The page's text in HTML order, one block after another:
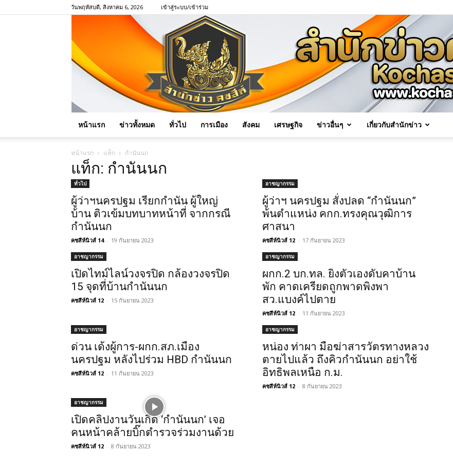
วันพฤหัสบดี, สิงหาคม 6, 2026 เข้าสู่ระบบ/เข้าร่วม
News
หน้าแรก ข่าวทั้งหมด ทั่วไป การเมือง สังคม เศรษฐกิจ ข่าวอื่นๆ เกี่ยวกับสำนักข่าว
หน้าแรก แท็ก กำนันนก
แท็ก: กำนันนก
ทั่วไป
ผู้ว่าฯนครปฐม เรียกกำนัน ผู้ใหญ่
บ้าน ติวเข้มบทบาทหน้าที่ จากกรณี
กำนันนก
คชสีห์นิวส์ 14 - 19 กันยายน 2023
อาชญากรรม
ผู้ว่าฯ นครปฐม สั่งปลด “กำนันนก”
พ้นตำแหน่ง คกก.ทรงคุณวุฒิการ
ศาสนา
คชสีห์นิวส์ 12 - 17 กันยายน 2023
อาชญากรรม
เปิดไทม์ไลน์วงจรปิด กล้องวงจรปิด
15 จุดที่บ้านกำนันนก
คชสีห์นิวส์ 12 - 15 กันยายน 2023
อาชญากรรม
ผกก.2 บก.ทล. ยิงตัวเองดับคาบ้าน
พัก คาดเครียดถูกพาดพิงพา
สว.แบงค์ไปตาย
คชสีห์นิวส์ 12 - 11 กันยายน 2023
อาชญากรรม
ด่วน เด้งผู้การ-ผกก.สภ.เมือง
นครปฐม หลังไปร่วม HBD กำนันนก
คชสีห์นิวส์ 12 - 11 กันยายน 2023
อาชญากรรม
หน่อง ท่าผา มือฆ่าสารวัตรทางหลวง
ตายไปแล้ว ถึงคิวกำนันนก อย่าใช้
อิทธิพลเหนือ ก.ม.
คชสีห์นิวส์ 12 - 8 กันยายน 2023
อาชญากรรม
เปิดคลิปงานวันเกิด ‘กำนันนก’ เจอ
คนหน้าคล้ายบิ๊กตำรวจร่วมงานด้วย
คชสีห์นิวส์ 12 - 8 กันยายน 2023